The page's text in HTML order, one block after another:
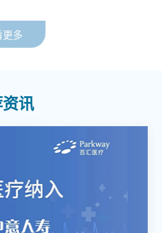
备发展转化工作委员会委
多项科研课题，包括上海
海市第六人民医院院级课
青年康复医师奖项。
更多
讯